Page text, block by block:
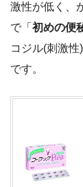
激性が低く、
で「 初めの便
コジル(刺激
です。